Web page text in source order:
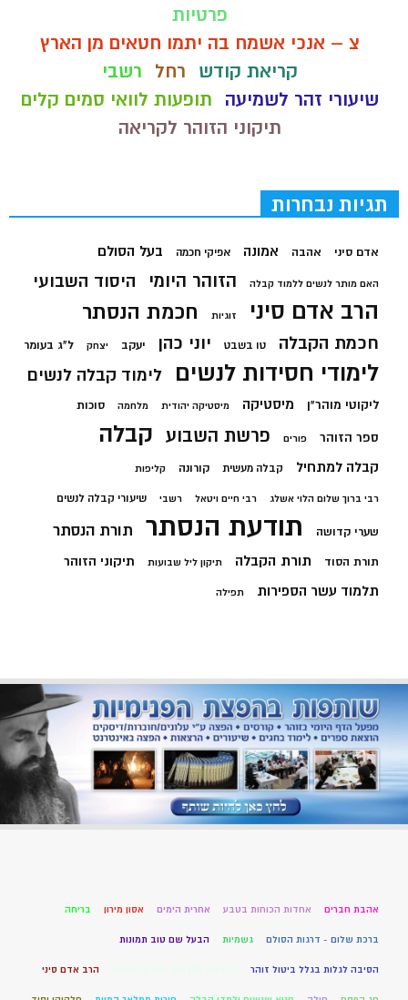
פרטיות
צ – אנכי אשמח בה יתמו חטאים מן הארץ
קריאת קודש
רחל
רשבי
שיעורי זהר לשמיעה
תופעות לוואי סמים קלים
תיקוני הזוהר לקריאה
תגיות נבחרות
אדם סיני אהבה אמונה אפיקי חכמה בעל הסולם
האם מותר לנשים ללמוד קבלה הזוהר היומי היסוד השבועי
הרב אדם סיני זוגיות חכמת הנסתר
חכמת הקבלה טו בשבט יוני כהן יעקב יצחק ל"ג בעומר
לימודי חסידות לנשים לימוד קבלה לנשים
ליקוטי מוהר"ן מיסטיקה מיסטיקה יהודית מלחמה סוכות
ספר הזוהר פורים פרשת השבוע קבלה
קבלה למתחיל קבלה מעשית קורונה קליפות
רבי ברוך שלום הלוי אשלג רבי חיים ויטאל רשבי שיעורי קבלה לנשים
שערי קדושה תודעת הנסתר תורת הנסתר
תורת הסוד תורת הקבלה תיקון ליל שבועות תיקוני הזוהר
תלמוד עשר הספירות תפילה
אהבת חברים אחדות הכוחות בטבע אחרית הימים אסון מירון בריחה
ברכת שלום - דרגות הסולם גשמיות הבעל שם טוב תמונות
הסיבה לגלות בגלל ביטול זוהר הרב אדם סיני